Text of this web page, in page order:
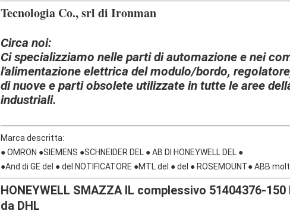
Tecnologia Co., srl di Ironman
Circa noi:
Ci specializziamo nelle parti di automazione e nei
l'alimentazione elettrica del modulo/bordo,
di nuove e parti obsolete utilizzate in tutte le aree
industriali.
Marca descritta:
● OMRON ●SIEMENS ●SCHNEIDER DEL ● AB DI HONEYWELL DEL ●
●And di GE del ● del NOTIFICATORE ●MTL del ● del ● ROSEMOUNT● ABB
HONEYWELL SMAZZA IL complessivo 51404376-150
da DHL